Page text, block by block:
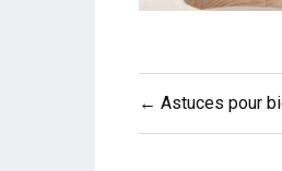
Navigation
de
← Astuces pour